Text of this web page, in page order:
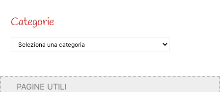
Categorie
PAGINE UTILI